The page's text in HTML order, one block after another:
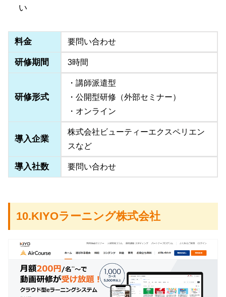
い
料金 要問い合わせ
研修期間 3時間
研修形式
・講師派遣型
・公開型研修（外部セミナー）
・オンライン
導入企業
株式会社ビューティーエクスペリエン
スなど
導入社数 要問い合わせ
10.KIYOラーニング株式会社